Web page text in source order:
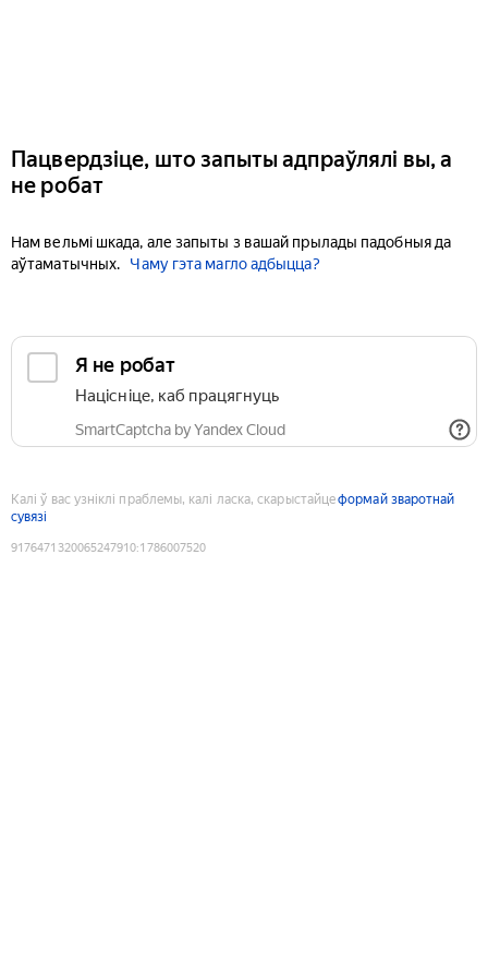
Пацвердзіце, што запыты адпраўлялі вы, а
не робат
Нам вельмі шкада, але запыты з вашай прылады падобныя да
аўтаматычных.
Чаму гэта магло адбыцца?
Я не робат
Націсніце, каб працягнуць
SmartCaptcha by Yandex Cloud
Калі ў вас узніклі праблемы, калі ласка, скарыстайцеформай зваротнай
сувязі
9176471320065247910:1786007520